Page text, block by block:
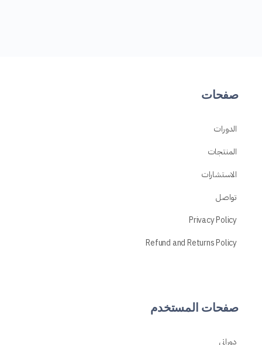
صفحات
الدورات
المنتجات
الاستشارات
تواصل
Privacy Policy
Refund and Returns Policy
صفحات المستخدم
دوراتي